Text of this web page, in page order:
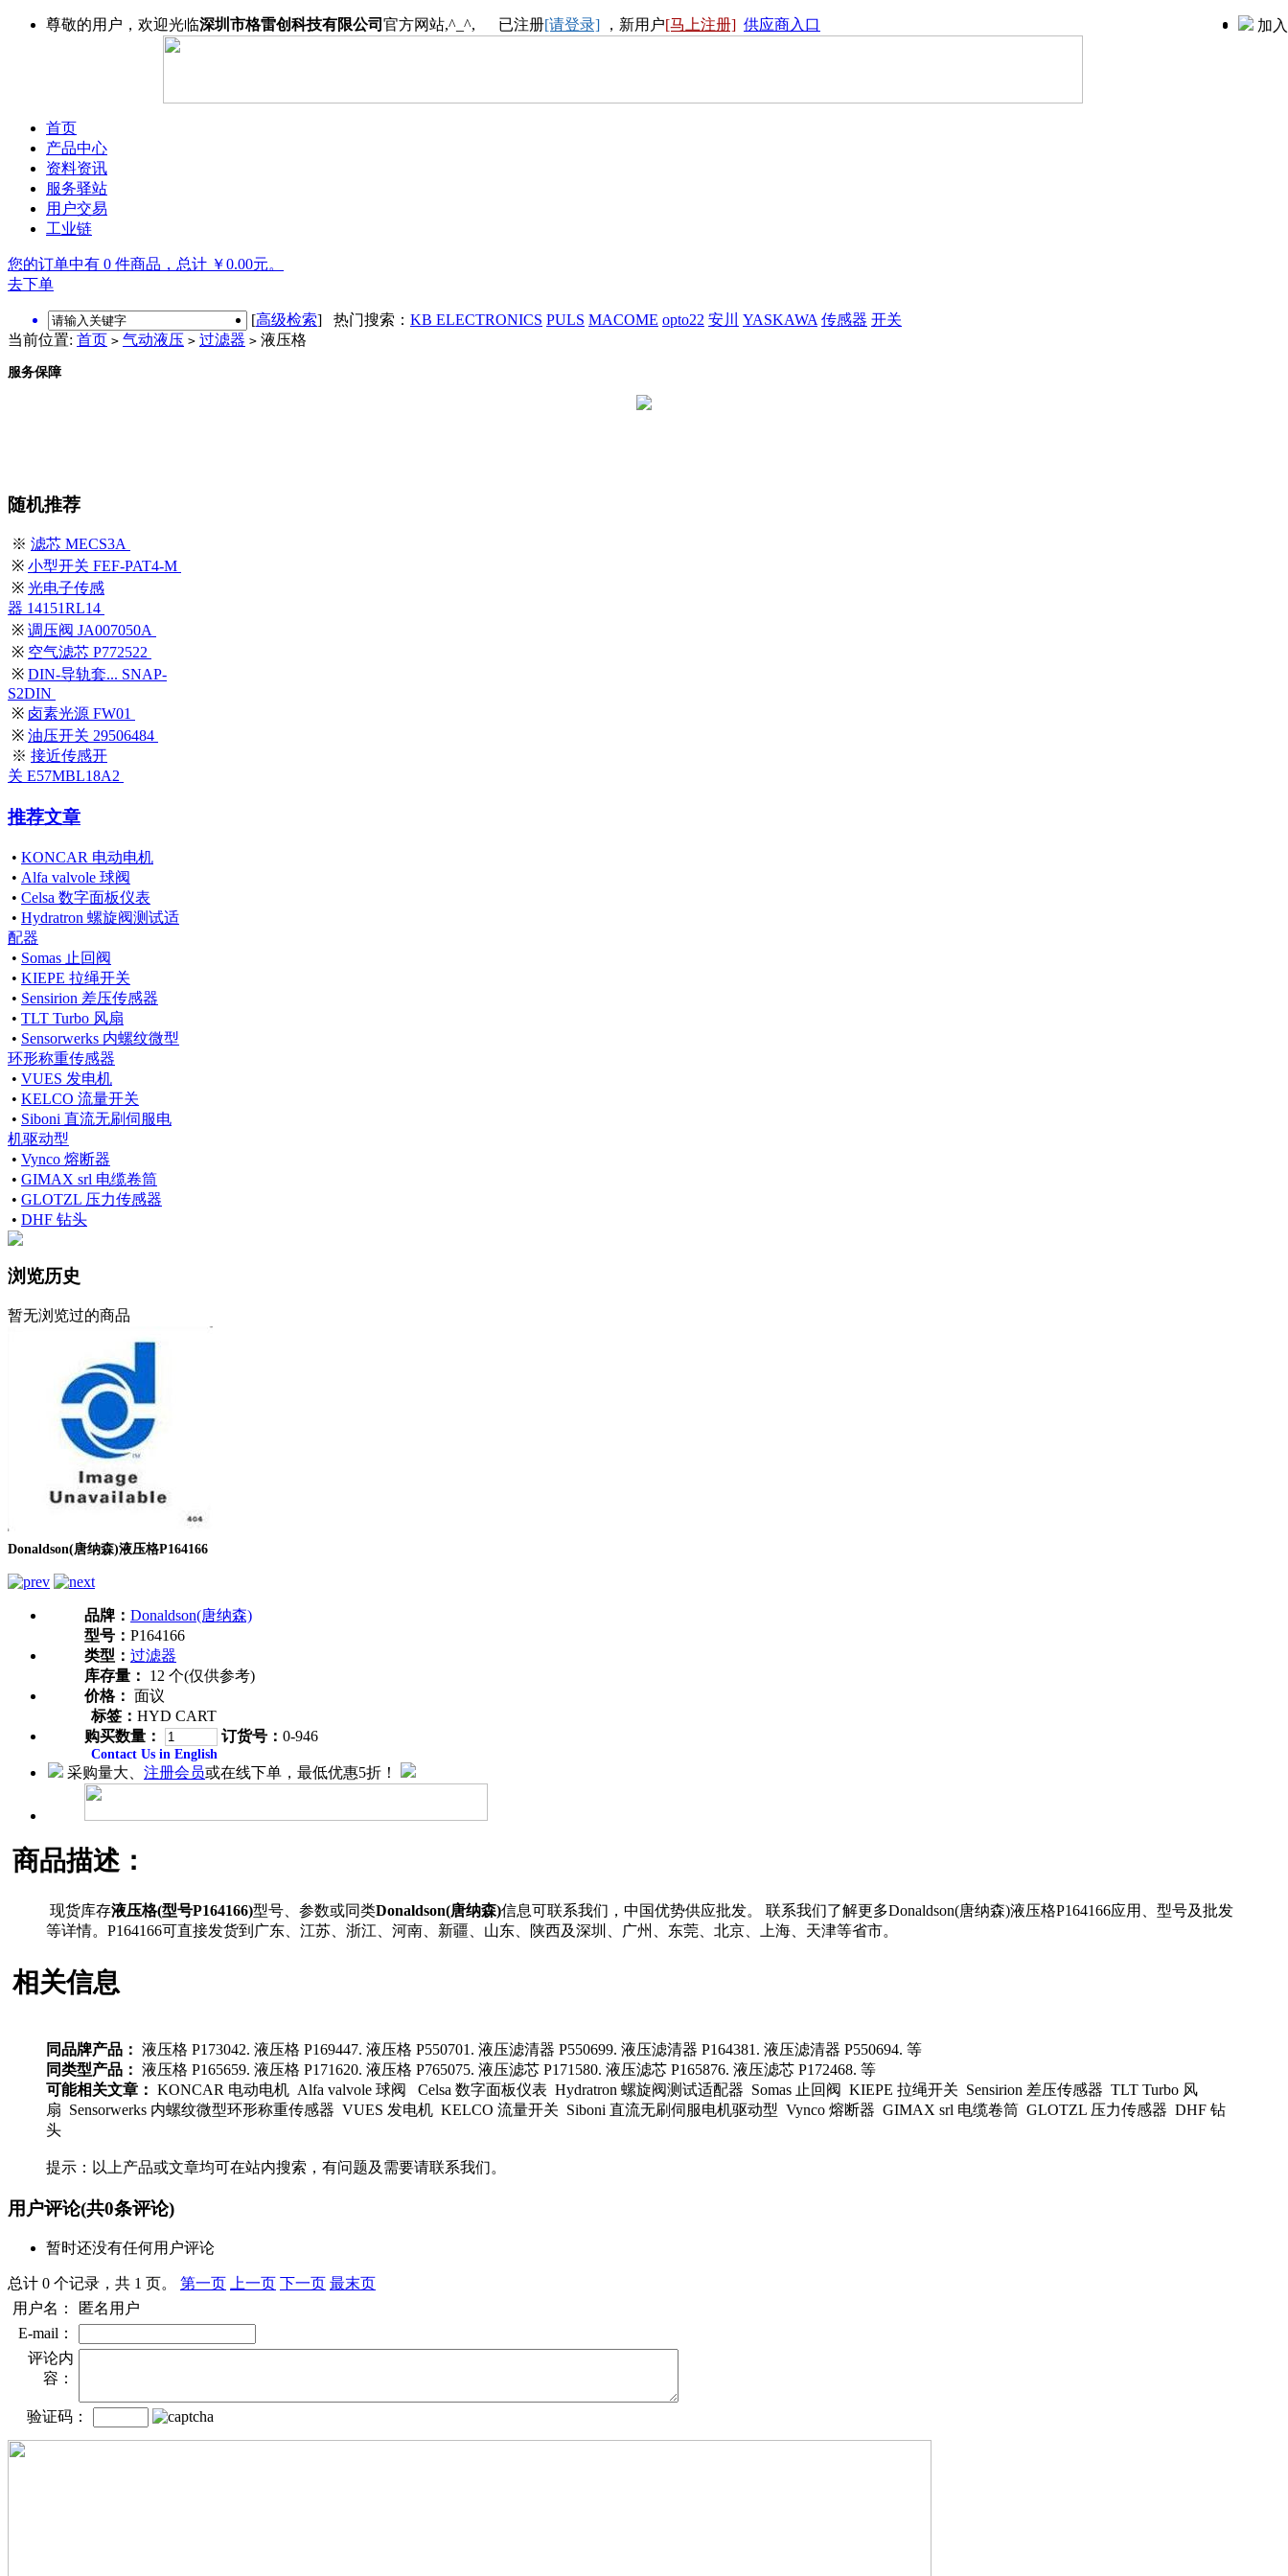
尊敬的用户，欢迎光临深圳市格雷创科技有限公司 官方网站,^_^, 已注册[请登录] ，新用户[马上注册] 供应商入口 加
首页
产品中心
资料资讯
服务驿站
用户交易
工业链
您的订单中有 0 件商品，总计 ￥0.00元。
去下单
[高级检索] 热门搜索： KB ELECTRONICS PULS MACOME opto22 安川 YASKAWA 传感器 开关
当前位置: 首页 > 气动液压 > 过滤器 > 液压格
服务保障
随机推荐
※ 滤芯 MECS3A
※ 小型开关 FEF-PAT4-M
※ 光电子传感
器 14151RL14
※ 调压阀 JA007050A
※ 空气滤芯 P772522
※ DIN-导轨套... SNAP-
S2DIN
※ 卤素光源 FW01
※ 油压开关 29506484
※ 接近传感开
关 E57MBL18A2
推荐文章
• KONCAR 电动电机
• Alfa valvole 球阀
• Celsa 数字面板仪表
• Hydratron 螺旋阀测试适
配器
• Somas 止回阀
• KIEPE 拉绳开关
• Sensirion 差压传感器
• TLT Turbo 风扇
• Sensorwerks 内螺纹微型
环形称重传感器
• VUES 发电机
• KELCO 流量开关
• Siboni 直流无刷伺服电
机驱动型
• Vynco 熔断器
• GIMAX srl 电缆卷筒
• GLOTZL 压力传感器
• DHF 钻头
浏览历史
暂无浏览过的商品
Donaldson(唐纳森)液压格P164166
品牌： Donaldson(唐纳森)
型号： P164166
类型： 过滤器
库存量：
12 个(仅供参考)
价格： 面议
标签： HYD CART
购买数量：
订货号： 0-946
Contact Us in English
采购量大、 注册会员或在线下单，最低优惠5折！
商品描述：
现货库存液压格(型号P164166)型号、参数或同类Donaldson(唐纳森)信息可联系我们，中国优势供应批发。 联系我们了解更多Donaldson(唐纳森)液压格P164166应用、型号及批发
等详情。P164166可直接发货到广东、江苏、浙江、河南、新疆、山东、陕西及深圳、广州、东莞、北京、上海、天津等省市。
相关信息
同品牌产品： 液压格 P173042. 液压格 P169447. 液压格 P550701. 液压滤清器 P550699. 液压滤清器 P164381. 液压滤清器 P550694. 等
同类型产品： 液压格 P165659. 液压格 P171620. 液压格 P765075. 液压滤芯 P171580. 液压滤芯 P165876. 液压滤芯 P172468. 等
可能相关文章： KONCAR 电动电机 Alfa valvole 球阀 Celsa 数字面板仪表 Hydratron 螺旋阀测试适配器 Somas 止回阀 KIEPE 拉绳开关 Sensirion 差压传感器 TLT Turbo 风
扇 Sensorwerks 内螺纹微型环形称重传感器 VUES 发电机 KELCO 流量开关 Siboni 直流无刷伺服电机驱动型 Vynco 熔断器 GIMAX srl 电缆卷筒 GLOTZL 压力传感器 DHF 钻
头
提示：以上产品或文章均可在站内搜索，有问题及需要请联系我们。
用户评论(共0条评论)
暂时还没有任何用户评论
总计 0 个记录，共 1 页。 第一页 上一页 下一页 最末页
用户名：
匿名用户
E-mail：
评论内
容：
验证码：